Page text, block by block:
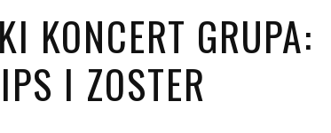
KONCERT GRUPA:
I ZOSTER